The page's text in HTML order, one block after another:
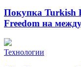
Покупка Turkish
Freedom на
Технологии